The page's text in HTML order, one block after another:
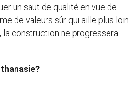
un saut de qualité en vue de
de valeurs sûr qui aille plus loin
la construction ne progressera